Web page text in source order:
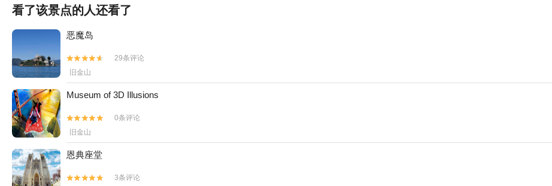
看了该景点的人还看了
恶魔岛


29条评论
旧金山
Museum of 3D Illusions


0条评论
旧金山
恩典座堂

 3条评论